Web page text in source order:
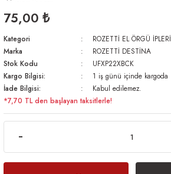
75,00 ₺
Kategori
ROZETTİ EL ÖRGÜ İPLERİ
Marka
ROZETTİ DESTİNA
Stok Kodu
UFXP22XBCK
Kargo Bilgisi:
1 iş günü içinde kargoda
İade Bilgisi:
Kabul edilemez.
*7,70 TL den başlayan taksitlerle!